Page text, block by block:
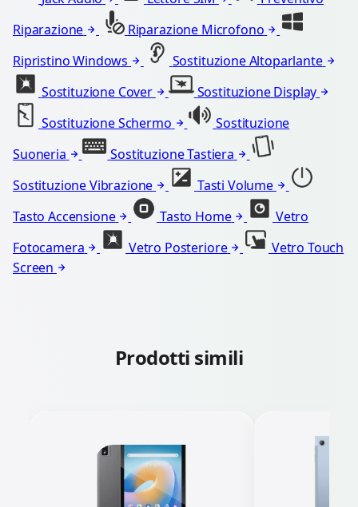
Riparazione
Riparazione Microfono
Ripristino Windows
Sostituzione Altoparlante
Sostituzione Cover
Sostituzione Display
Sostituzione Schermo
Sostituzione
Suoneria
Sostituzione Tastiera
Sostituzione Vibrazione
Tasti Volume
Tasto Accensione
Tasto Home
Vetro
Fotocamera
Vetro Posteriore
Vetro Touch
Screen
Prodotti simili